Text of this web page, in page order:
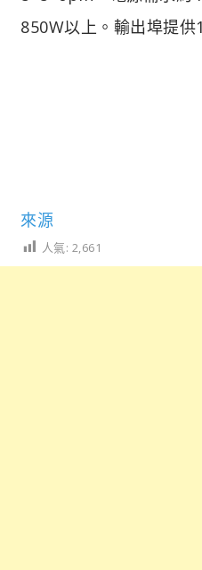
850W以上。輸出埠提供
來源
人氣: 2,661